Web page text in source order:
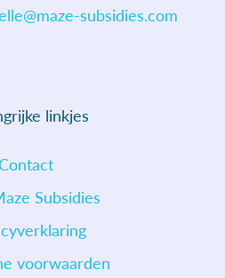
subsidies.com
linkjes
Subsidies
voorwaarden